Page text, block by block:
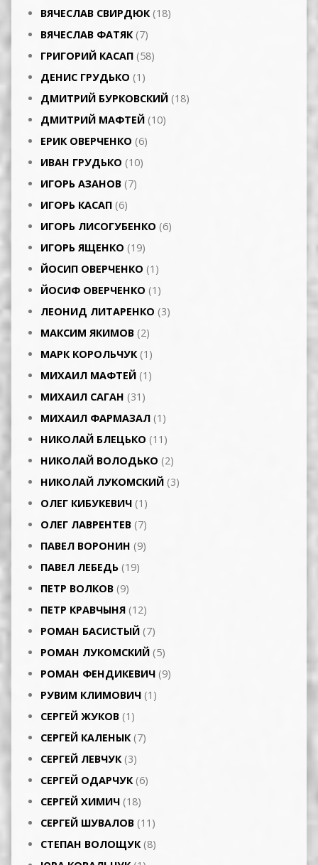
ВЯЧЕСЛАВ СВИРДЮК(18)
ВЯЧЕСЛАВ ФАТЯК(7)
ГРИГОРИЙ КАСАП (58)
ДЕНИС ГРУДЬКО (1)
ДМИТРИЙ БУРКОВСКИЙ (18)
ДМИТРИЙ МАФТЕЙ (10)
ЕРИК ОВЕРЧЕНКО (6)
ИВАН ГРУДЬКО (10)
ИГОРЬ АЗАНОВ (7)
ИГОРЬ КАСАП (6)
ИГОРЬ ЛИСОГУБЕНКО (6)
ИГОРЬ ЯЩЕНКО (19)
ЙОСИП ОВЕРЧЕНКО (1)
ЙОСИФ ОВЕРЧЕНКО (1)
ЛЕОНИД ЛИТАРЕНКО (3)
МАКСИМ ЯКИМОВ (2)
МАРК КОРОЛЬЧУК(1)
МИХАИЛ МАФТЕЙ (1)
МИХАИЛ САГАН (31)
МИХАИЛ ФАРМАЗАЛ (1)
НИКОЛАЙ БЛЕЦЬКО (11)
НИКОЛАЙ ВОЛОДЬКО (2)
НИКОЛАЙ ЛУКОМСКИЙ (3)
ОЛЕГ КИБУКЕВИЧ (1)
ОЛЕГ ЛАВРЕНТЕВ (7)
ПАВЕЛ ВОРОНИН (9)
ПАВЕЛ ЛЕБЕДЬ (19)
ПЕТР ВОЛКОВ (9)
ПЕТР КРАВЧЫНЯ (12)
РОМАН БАСИСТЫЙ (7)
РОМАН ЛУКОМСКИЙ (5)
РОМАН ФЕНДИКЕВИЧ (9)
РУВИМ КЛИМОВИЧ (1)
СЕРГЕЙ ЖУКОВ (1)
СЕРГЕЙ КАЛЕНЫК (7)
СЕРГЕЙ ЛЕВЧУК(3)
СЕРГЕЙ ОДАРЧУК(6)
СЕРГЕЙ ХИМИЧ (18)
СЕРГЕЙ ШУВАЛОВ (11)
СТЕПАН ВОЛОЩУК(8)